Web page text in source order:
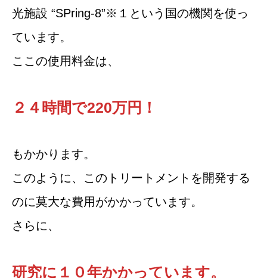
光施設 “SPring-8”※１という国の機関を使っ
ています。
ここの使用料金は、
２４時間で220万円！
もかかります。
このように、このトリートメントを開発する
のに莫大な費用がかかっています。
さらに、
研究に１０年かかっています。